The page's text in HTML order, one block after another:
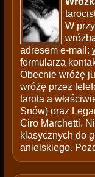
W
adresem e-mail:
formularza
Obecnie wróżę
wróżę przez
tarota a
Snów) oraz
Ciro Marchetti.
klasycznych do
anielskiego.